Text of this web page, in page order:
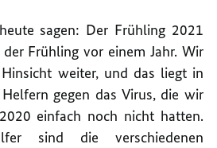
sagen: Der Frühling 2021
Frühling vor einem Jahr. Wir
weiter, und das liegt in
gegen das Virus, die wir
einfach noch nicht hatten.
sind die verschiedenen